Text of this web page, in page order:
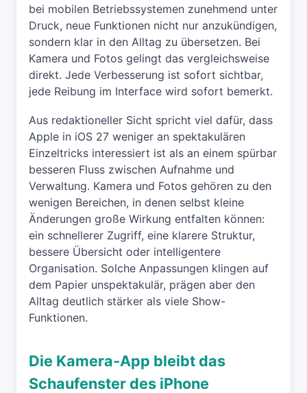
bei mobilen Betriebssystemen zunehmend unter
Druck, neue Funktionen nicht nur anzukündigen,
sondern klar in den Alltag zu übersetzen. Bei
Kamera und Fotos gelingt das vergleichsweise
direkt. Jede Verbesserung ist sofort sichtbar,
jede Reibung im Interface wird sofort bemerkt.
Aus redaktioneller Sicht spricht viel dafür, dass
Apple in iOS 27 weniger an spektakulären
Einzeltricks interessiert ist als an einem spürbar
besseren Fluss zwischen Aufnahme und
Verwaltung. Kamera und Fotos gehören zu den
wenigen Bereichen, in denen selbst kleine
Änderungen große Wirkung entfalten können:
ein schnellerer Zugriff, eine klarere Struktur,
bessere Übersicht oder intelligentere
Organisation. Solche Anpassungen klingen auf
dem Papier unspektakulär, prägen aber den
Alltag deutlich stärker als viele Show-
Funktionen.
Die Kamera-App bleibt das
Schaufenster des iPhone